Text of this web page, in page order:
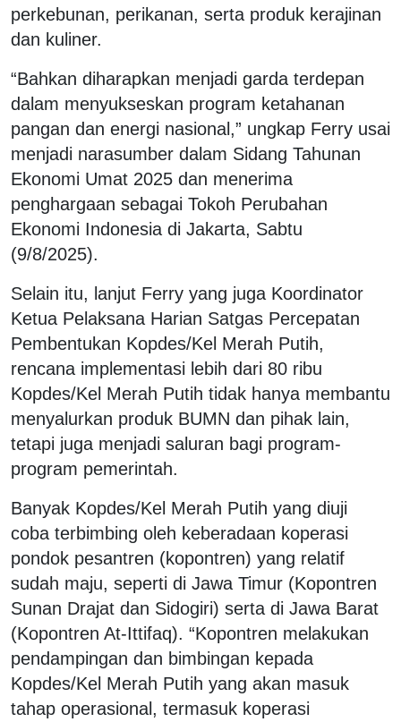
perkebunan, perikanan, serta produk kerajinan
dan kuliner.
“Bahkan diharapkan menjadi garda terdepan
dalam menyukseskan program ketahanan
pangan dan energi nasional,” ungkap Ferry usai
menjadi narasumber dalam Sidang Tahunan
Ekonomi Umat 2025 dan menerima
penghargaan sebagai Tokoh Perubahan
Ekonomi Indonesia di Jakarta, Sabtu
(9/8/2025).
Selain itu, lanjut Ferry yang juga Koordinator
Ketua Pelaksana Harian Satgas Percepatan
Pembentukan Kopdes/Kel Merah Putih,
rencana implementasi lebih dari 80 ribu
Kopdes/Kel Merah Putih tidak hanya membantu
menyalurkan produk BUMN dan pihak lain,
tetapi juga menjadi saluran bagi program-
program pemerintah.
Banyak Kopdes/Kel Merah Putih yang diuji
coba terbimbing oleh keberadaan koperasi
pondok pesantren (kopontren) yang relatif
sudah maju, seperti di Jawa Timur (Kopontren
Sunan Drajat dan Sidogiri) serta di Jawa Barat
(Kopontren At-Ittifaq). “Kopontren melakukan
pendampingan dan bimbingan kepada
Kopdes/Kel Merah Putih yang akan masuk
tahap operasional, termasuk koperasi